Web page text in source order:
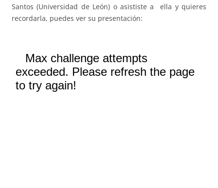
Santos (Universidad de León) o asististe a ella y quieres
recordarla, puedes ver su presentación: